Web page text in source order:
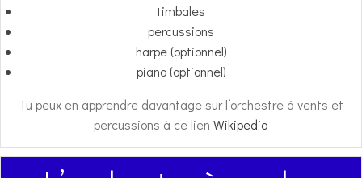
timbales
percussions
harpe (optionnel)
piano (optionnel)
Tu peux en apprendre davantage sur l’orchestre à vents et
percussions à ce lien Wikipedia